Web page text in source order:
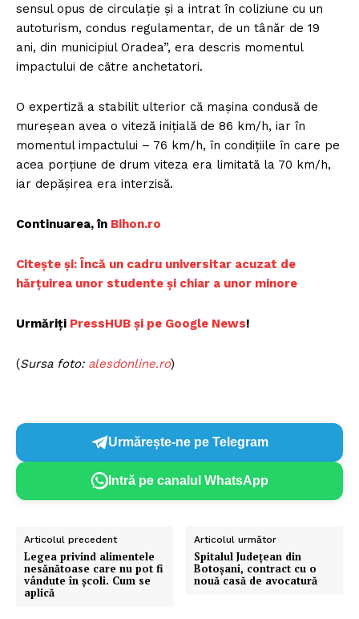
sensul opus de circulație și a intrat în coliziune cu un
autoturism, condus regulamentar, de un tânăr de 19
ani, din municipiul Oradea”, era descris momentul
impactului de către anchetatori.
O expertiză a stabilit ulterior că mașina condusă de
mureșean avea o viteză inițială de 86 km/h, iar în
momentul impactului – 76 km/h, în condițiile în care pe
acea porțiune de drum viteza era limitată la 70 km/h,
iar depășirea era interzisă.
Continuarea, în Bihon.ro
Citește și: Încă un cadru universitar acuzat de
hărțuirea unor studente și chiar a unor minore
Urmăriți PressHUB și pe Google News!
(Sursa foto: alesdonline.ro)
Urmărește-ne pe Telegram
Intră pe canalul WhatsApp
Articolul precedent
Legea privind alimentele
nesănătoase care nu pot fi
vândute în școli. Cum se
aplică
Articolul următor
Spitalul Judeţean din
Botoșani, contract cu o
nouă casă de avocatură